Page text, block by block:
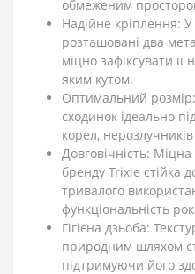
обмеженим
Надійне кріплення:
розташовані два
міцно зафіксувати її
яким кутом.
Оптимальний
сходинок ідеально
корел,
Довговічність:
бренду Trixie стійка
тривалого
функціональність
Гігієна дзьоба:
природним шляхом
підтримуючи його